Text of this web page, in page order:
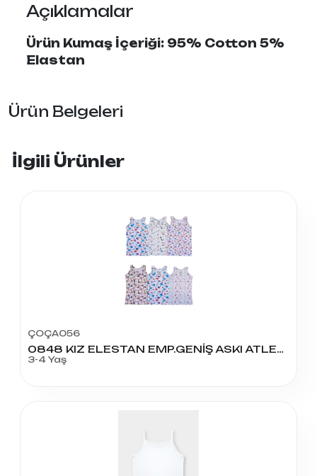
Açıklamalar
Ürün Kumaş İçeriği: 95% Cotton 5%
Elastan
Ürün Belgeleri
İlgili Ürünler
ÇOÇA056
0848 KIZ ELESTAN EMP.GENİŞ ASKI ATLET NO:2
3-4 Yaş